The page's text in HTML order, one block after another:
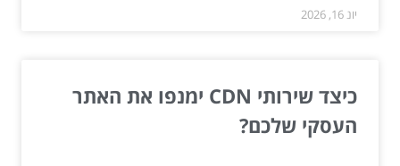
יונ 16, 2026
כיצד שירותי CDN ימנפו את האתר
העסקי שלכם?